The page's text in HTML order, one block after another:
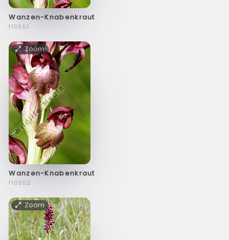
Wanzen-Knabenkraut
f10551
Zoom
Wanzen-Knabenkraut
f10552
Zoom